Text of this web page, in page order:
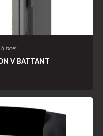
bois
V BATTANT